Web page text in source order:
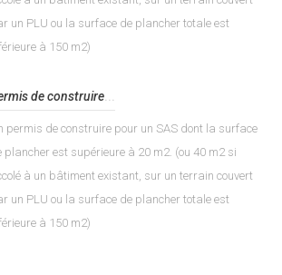
un PLU ou la surface de plancher totale est
à 150 m2)
de construire...
permis de construire pour un SAS dont la surface
plancher est supérieure à 20 m2. (ou 40 m2 si
à un bâtiment existant, sur un terrain couvert
un PLU ou la surface de plancher totale est
à 150 m2)